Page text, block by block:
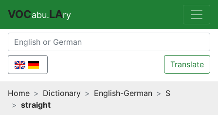
VOCabu.LAry
Translate
Home Dictionary English-German
S
straight